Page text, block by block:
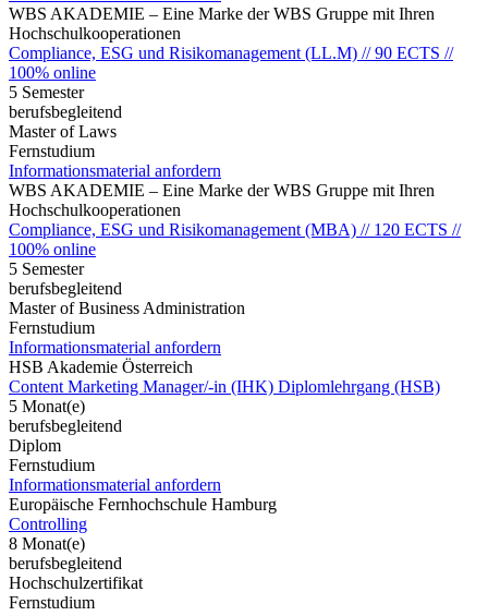
WBS AKADEMIE – Eine Marke der WBS Gruppe mit Ihren
Hochschulkooperationen
Compliance, ESG und Risikomanagement (LL.M) // 90 ECTS //
100% online
5 Semester
berufsbegleitend
Master of Laws
Fernstudium
Informationsmaterial anfordern
WBS AKADEMIE – Eine Marke der WBS Gruppe mit Ihren
Hochschulkooperationen
Compliance, ESG und Risikomanagement (MBA) // 120 ECTS //
100% online
5 Semester
berufsbegleitend
Master of Business Administration
Fernstudium
Informationsmaterial anfordern
HSB Akademie Österreich
Content Marketing Manager/-in (IHK) Diplomlehrgang (HSB)
5 Monat(e)
berufsbegleitend
Diplom
Fernstudium
Informationsmaterial anfordern
Europäische Fernhochschule Hamburg
Controlling
8 Monat(e)
berufsbegleitend
Hochschulzertifikat
Fernstudium